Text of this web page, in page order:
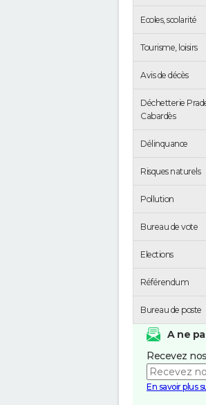
Ecoles, scolarité
Tourisme, loisirs
Avis de décès
Déchetterie
Cabardès
Délinquance
Risques naturels
Pollution
Bureau de vote
Elections
Référendum
Bureau de poste
A ne
Recevez
En savoir plus